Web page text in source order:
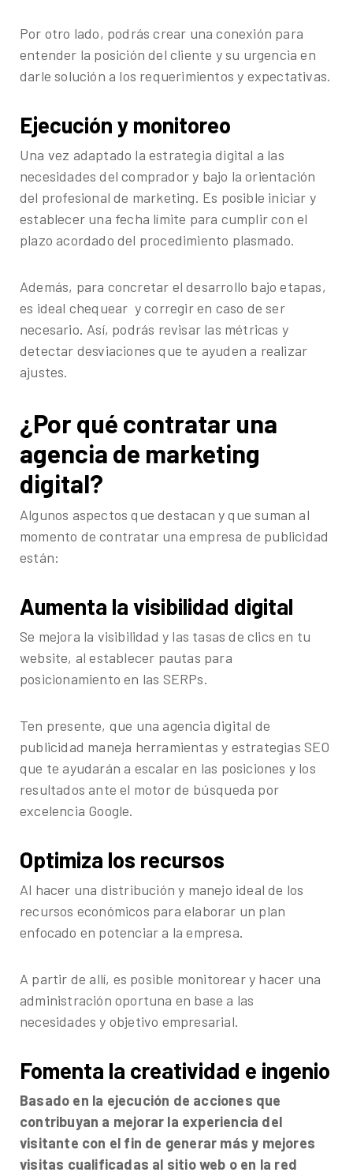
Por otro lado, podrás crear una conexión para
entender la posición del cliente y su urgencia en
darle solución a los requerimientos y expectativas.
Ejecución y monitoreo
Una vez adaptado la estrategia digital a las
necesidades del comprador y bajo la orientación
del profesional de marketing. Es posible iniciar y
establecer una fecha límite para cumplir con el
plazo acordado del procedimiento plasmado.
Además, para concretar el desarrollo bajo etapas,
es ideal chequear y corregir en caso de ser
necesario. Así, podrás revisar las métricas y
detectar desviaciones que te ayuden a realizar
ajustes.
¿Por qué contratar una
agencia de marketing
digital?
Algunos aspectos que destacan y que suman al
momento de contratar una empresa de publicidad
están:
Aumenta la visibilidad digital
Se mejora la visibilidad y las tasas de clics en tu
website, al establecer pautas para
posicionamiento en las SERPs.
Ten presente, que una agencia digital de
publicidad maneja herramientas y estrategias SEO
que te ayudarán a escalar en las posiciones y los
resultados ante el motor de búsqueda por
excelencia Google.
Optimiza los recursos
Al hacer una distribución y manejo ideal de los
recursos económicos para elaborar un plan
enfocado en potenciar a la empresa.
A partir de allí, es posible monitorear y hacer una
administración oportuna en base a las
necesidades y objetivo empresarial.
Fomenta la creatividad e ingenio
Basado en la ejecución de acciones que
contribuyan a mejorar la experiencia del
visitante con el fin de generar más y mejores
visitas cualificadas al sitio web o en la red